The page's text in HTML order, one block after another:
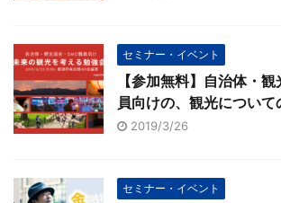
セミナー・イベント
【参加無料】自治体・
員向けの、観光につい
2019/3/26
セミナー・イベント